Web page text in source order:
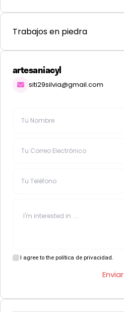
Trabajos en piedra
artesaniacyl
siti29silvia@gmail.com
I agree to the política de privacidad.
Enviar